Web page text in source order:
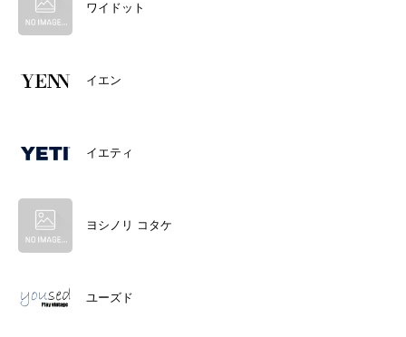
ワイドット
イエン
イエティ
ヨシノリ コタケ
ユーズド